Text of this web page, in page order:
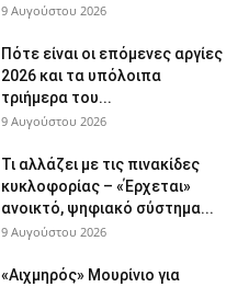
9 Αυγούστου 2026
Πότε είναι οι επόμενες αργίες
2026 και τα υπόλοιπα
τριήμερα του...
9 Αυγούστου 2026
Τι αλλάζει με τις πινακίδες
κυκλοφορίας – «Έρχεται»
ανοικτό, ψηφιακό σύστημα...
9 Αυγούστου 2026
«Αιχμηρός» Μουρίνιο για